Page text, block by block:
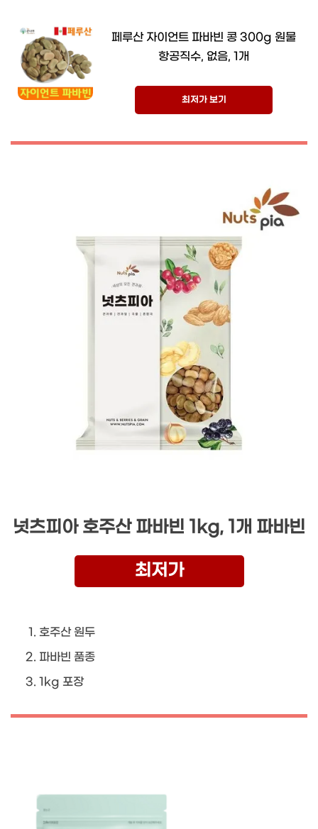
페루산 자이언트 파바빈 콩 300g 원물
항공직수, 없음, 1개
최저가 보기
넛츠피아 호주산 파바빈 1kg, 1개 파바빈
최저가
호주산 원두
파바빈 품종
1kg 포장